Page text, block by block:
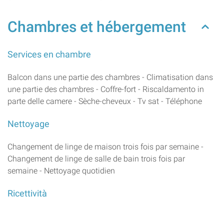
Chambres et hébergement
Services en chambre
Balcon dans une partie des chambres - Climatisation dans
une partie des chambres - Coffre-fort - Riscaldamento in
parte delle camere - Sèche-cheveux - Tv sat - Téléphone
Nettoyage
Changement de linge de maison trois fois par semaine -
Changement de linge de salle de bain trois fois par
semaine - Nettoyage quotidien
Ricettività